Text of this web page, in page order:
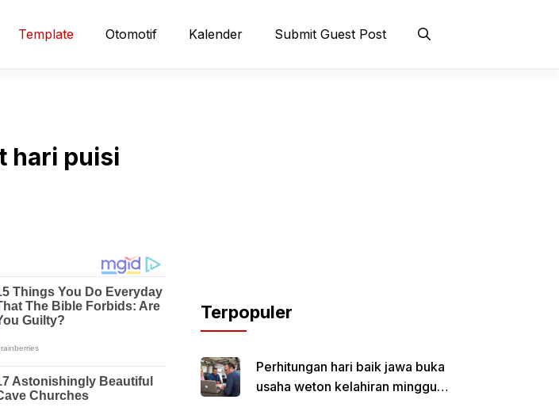
Template Otomotif Kalender Submit Guest Post
hari puisi
Terpopuler
Perhitungan hari baik jawa buka
usaha weton kelahiran minggu